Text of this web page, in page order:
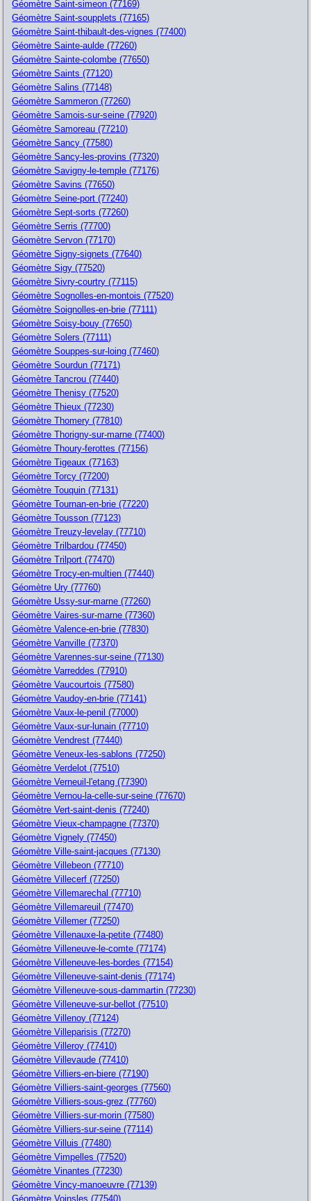
Géomètre Saint-simeon (77169)
Géomètre Saint-soupplets (77165)
Géomètre Saint-thibault-des-vignes (77400)
Géomètre Sainte-aulde (77260)
Géomètre Sainte-colombe (77650)
Géomètre Saints (77120)
Géomètre Salins (77148)
Géomètre Sammeron (77260)
Géomètre Samois-sur-seine (77920)
Géomètre Samoreau (77210)
Géomètre Sancy (77580)
Géomètre Sancy-les-provins (77320)
Géomètre Savigny-le-temple (77176)
Géomètre Savins (77650)
Géomètre Seine-port (77240)
Géomètre Sept-sorts (77260)
Géomètre Serris (77700)
Géomètre Servon (77170)
Géomètre Signy-signets (77640)
Géomètre Sigy (77520)
Géomètre Sivry-courtry (77115)
Géomètre Sognolles-en-montois (77520)
Géomètre Soignolles-en-brie (77111)
Géomètre Soisy-bouy (77650)
Géomètre Solers (77111)
Géomètre Souppes-sur-loing (77460)
Géomètre Sourdun (77171)
Géomètre Tancrou (77440)
Géomètre Thenisy (77520)
Géomètre Thieux (77230)
Géomètre Thomery (77810)
Géomètre Thorigny-sur-marne (77400)
Géomètre Thoury-ferottes (77156)
Géomètre Tigeaux (77163)
Géomètre Torcy (77200)
Géomètre Touquin (77131)
Géomètre Tournan-en-brie (77220)
Géomètre Tousson (77123)
Géomètre Treuzy-levelay (77710)
Géomètre Trilbardou (77450)
Géomètre Trilport (77470)
Géomètre Trocy-en-multien (77440)
Géomètre Ury (77760)
Géomètre Ussy-sur-marne (77260)
Géomètre Vaires-sur-marne (77360)
Géomètre Valence-en-brie (77830)
Géomètre Vanville (77370)
Géomètre Varennes-sur-seine (77130)
Géomètre Varreddes (77910)
Géomètre Vaucourtois (77580)
Géomètre Vaudoy-en-brie (77141)
Géomètre Vaux-le-penil (77000)
Géomètre Vaux-sur-lunain (77710)
Géomètre Vendrest (77440)
Géomètre Veneux-les-sablons (77250)
Géomètre Verdelot (77510)
Géomètre Verneuil-l'etang (77390)
Géomètre Vernou-la-celle-sur-seine (77670)
Géomètre Vert-saint-denis (77240)
Géomètre Vieux-champagne (77370)
Géomètre Vignely (77450)
Géomètre Ville-saint-jacques (77130)
Géomètre Villebeon (77710)
Géomètre Villecerf (77250)
Géomètre Villemarechal (77710)
Géomètre Villemareuil (77470)
Géomètre Villemer (77250)
Géomètre Villenauxe-la-petite (77480)
Géomètre Villeneuve-le-comte (77174)
Géomètre Villeneuve-les-bordes (77154)
Géomètre Villeneuve-saint-denis (77174)
Géomètre Villeneuve-sous-dammartin (77230)
Géomètre Villeneuve-sur-bellot (77510)
Géomètre Villenoy (77124)
Géomètre Villeparisis (77270)
Géomètre Villeroy (77410)
Géomètre Villevaude (77410)
Géomètre Villiers-en-biere (77190)
Géomètre Villiers-saint-georges (77560)
Géomètre Villiers-sous-grez (77760)
Géomètre Villiers-sur-morin (77580)
Géomètre Villiers-sur-seine (77114)
Géomètre Villuis (77480)
Géomètre Vimpelles (77520)
Géomètre Vinantes (77230)
Géomètre Vincy-manoeuvre (77139)
Géomètre Voinsles (77540)